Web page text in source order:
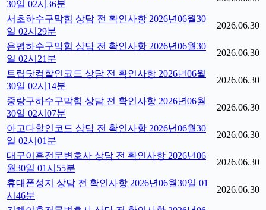
30일 02시36분
서초하수구막힘 상담 전 확인사항 2026년06월30
일 02시29분
2026.06.30
은평하수구막힘 상담 전 확인사항 2026년06월30
일 02시21분
2026.06.30
트립닷컴할인코드 상담 전 확인사항 2026년06월
30일 02시14분
2026.06.30
중랑구하수구막힘 상담 전 확인사항 2026년06월
30일 02시07분
2026.06.30
아고다할인코드 상담 전 확인사항 2026년06월30
일 02시01분
2026.06.30
대구이혼전문변호사 상담 전 확인사항 2026년06
월30일 01시55분
2026.06.30
휴대폰성지 상담 전 확인사항 2026년06월30일 01
시46분
2026.06.30